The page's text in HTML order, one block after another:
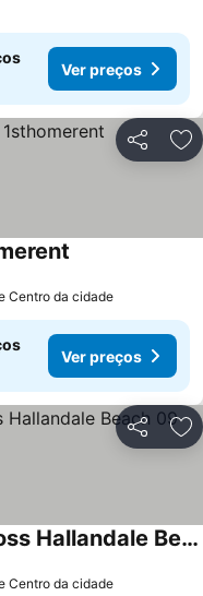
Ver preços
Partilhar
Centro da cidade
Ver preços
Partilhar
Spectacular 1 Bed Apt Across Hallandale Beach 09
Centro da cidade